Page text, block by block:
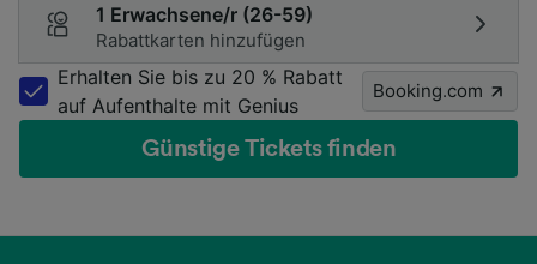
1 Erwachsene/r (26-59)
Rabattkarten hinzufügen
Erhalten Sie bis zu 20 % Rabatt
auf Aufenthalte mit Genius
Booking.com
Günstige Tickets finden